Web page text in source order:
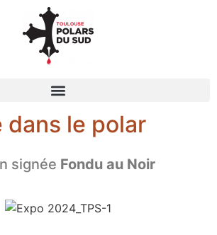
dans le polar
signée Fondu au Noir